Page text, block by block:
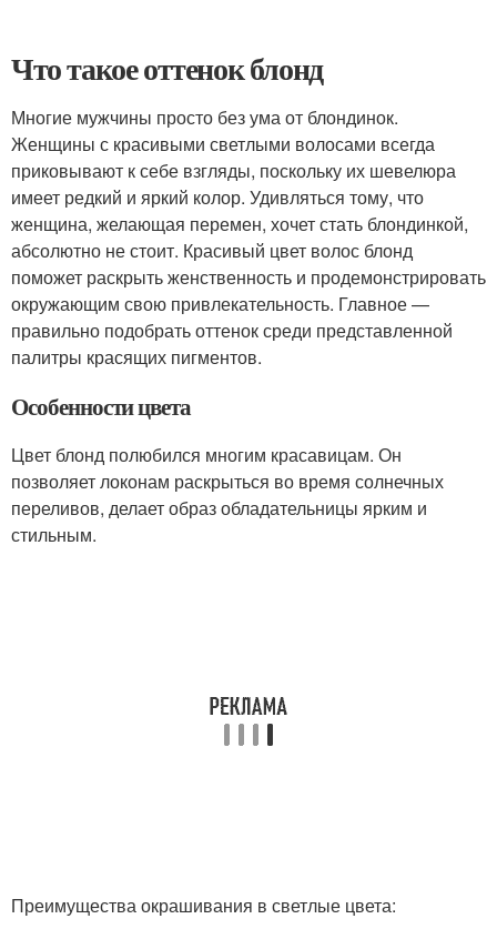
Что такое оттенок блонд
Многие мужчины просто без ума от блондинок.
Женщины с красивыми светлыми волосами всегда
приковывают к себе взгляды, поскольку их шевелюра
имеет редкий и яркий колор. Удивляться тому, что
женщина, желающая перемен, хочет стать блондинкой,
абсолютно не стоит. Красивый цвет волос блонд
поможет раскрыть женственность и продемонстрировать
окружающим свою привлекательность. Главное —
правильно подобрать оттенок среди представленной
палитры красящих пигментов.
Особенности цвета
Цвет блонд полюбился многим красавицам. Он
позволяет локонам раскрыться во время солнечных
переливов, делает образ обладательницы ярким и
стильным.
Преимущества окрашивания в светлые цвета: